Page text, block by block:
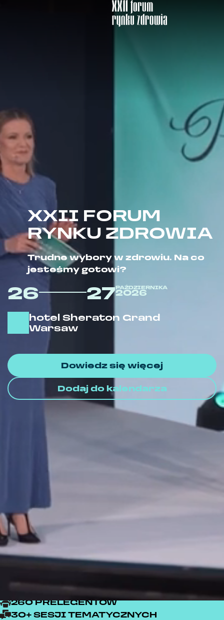
XXII FORUM
RYNKU ZDROWIA
Trudne wybory w zdrowiu. Na co
jesteśmy gotowi?
26 27PAŹDZIERNIKA
2026
hotel Sheraton Grand
Warsaw
Dowiedz się więcej
Dodaj do kalendarza
3000 UCZESTNIKÓW
260 PRELEGENTÓW
30+ SESJI TEMATYCZNYCH